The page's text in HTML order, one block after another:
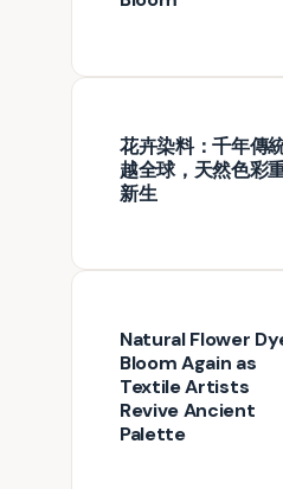
花卉染料：千年傳
越全球，天然色彩
新生
Natural Flower
Bloom Again as
Textile Artists
Revive Ancient
Palette